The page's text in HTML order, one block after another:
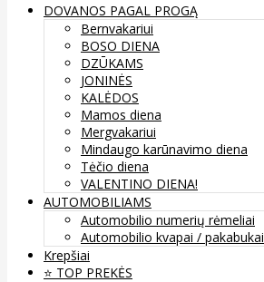
DOVANOS PAGAL PROGĄ
Bernvakariui
BOSO DIENA
DZŪKAMS
JONINĖS
KALĖDOS
Mamos diena
Mergvakariui
Mindaugo karūnavimo diena
Tėčio diena
VALENTINO DIENA!
AUTOMOBILIAMS
Automobilio numerių rėmeliai
Automobilio kvapai / pakabukai
Krepšiai
⭐️ TOP PREKĖS